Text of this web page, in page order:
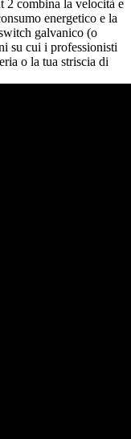
combina la velocità e
energetico e la
galvanico (o
su cui i professionisti
o la tua striscia di